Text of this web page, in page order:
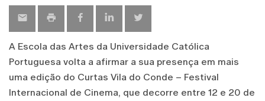
A Escola das Artes da Universidade Católica
Portuguesa volta a afirmar a sua presença em mais
uma edição do Curtas Vila do Conde – Festival
Internacional de Cinema, que decorre entre 12 e 20 de